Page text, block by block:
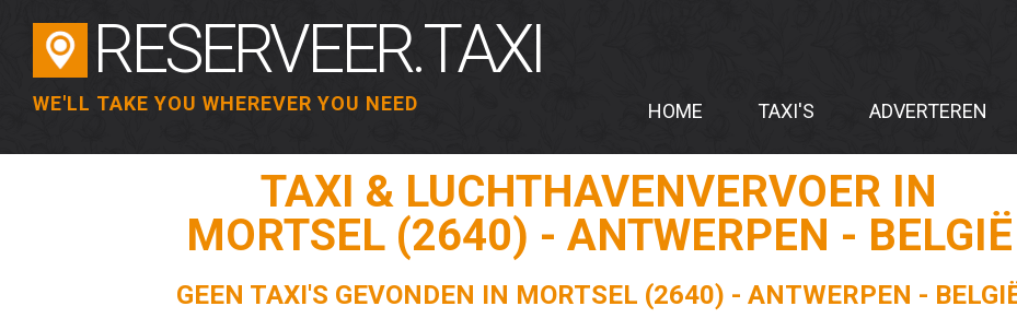
RESERVEER.TAXI
WE'LL TAKE YOU WHEREVER YOU NEED HOME TAXI'S ADVERTEREN
TAXI & LUCHTHAVENVERVOER IN
MORTSEL (2640) - ANTWERPEN - BELGIË
GEEN TAXI'S GEVONDEN IN MORTSEL (2640) - ANTWERPEN -